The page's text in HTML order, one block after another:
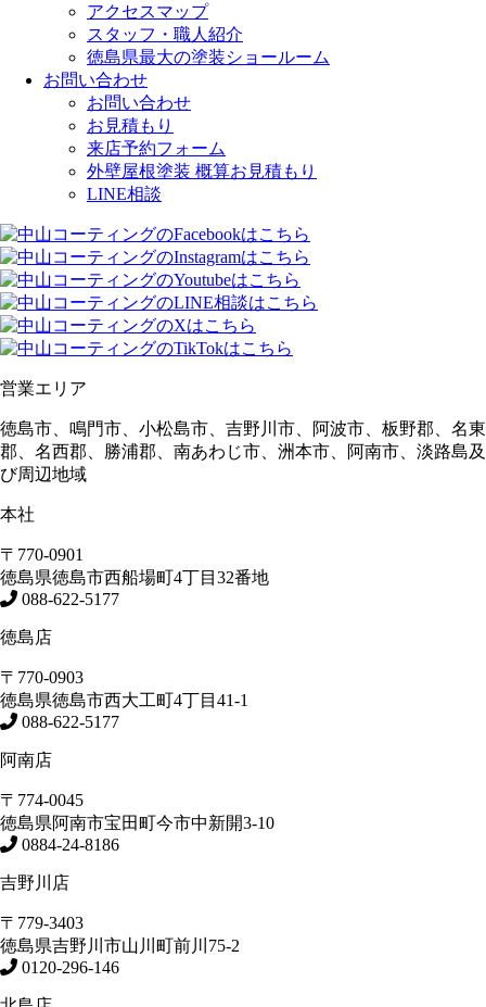
アクセスマップ
スタッフ・職人紹介
徳島県最大の塗装ショールーム
お問い合わせ
お問い合わせ
お見積もり
来店予約フォーム
外壁屋根塗装 概算お見積もり
LINE相談
営業エリア
徳島市、鳴門市、小松島市、吉野川市、阿波市、板野郡、名東
郡、名西郡、勝浦郡、南あわじ市、洲本市、阿南市、淡路島及
び周辺地域
本社
〒770-0901
徳島県徳島市西船場町4丁目32番地
088-622-5177
徳島店
〒770-0903
徳島県徳島市西大工町4丁目41-1
088-622-5177
阿南店
〒774-0045
徳島県阿南市宝田町今市中新開3-10
0884-24-8186
吉野川店
〒779-3403
徳島県吉野川市山川町前川75-2
0120-296-146